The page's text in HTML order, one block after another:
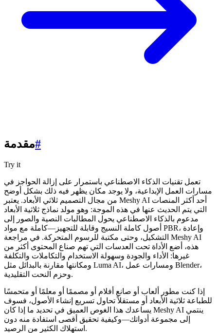
مقدمة#
Try it
تعمل تقنيات الذكاء الاصطناعي باستمرار على إزالة الحواجز في
مسارات العمل الإبداعية، ولا يوجد مكان يظهر فيه ذلك بشكل أوضح
من مجال التصميم ثلاثي الأبعاد. يعتبر Meshy AI أحد أكثر المنصات
التي يتم الحديث عنها في هذه الموجة: وهو مولد نماذج ثلاثية الأبعاد
مدعوم بالذكاء الاصطناعي يحول المطالبات النصية والصور إلى
أصول كاملة النسيج وقابلة للتجهيز—كاملة مع مواد PBR، وإعادة
التشكيل، وحتى مكتبة للرسوم المتحركة. في مراجعة Meshy AI
هذه، أضع الأداة تحت العدسات التي تهم صناع المحتوى أكثر من
غيرها: الأداء والجودة وسهولة الاستخدام والتكاملات والتكلفة
ومكانتها مقارنة بالبدائل مثل Luma AI، ومسارات عمل Blender،
وحزم النحت التقليدية.
إذا كنت مطور ألعاب أو صانع أفلام أو مصممًا أو معلمًا أو متحمسًا
للطباعة ثلاثية الأبعاد أو مستقلاً تحاول تسريع إنشاء الأصول، فسوف
يساعدك هذا الغوص العميق في تحديد ما إذا كان Meshy AI ينتمي
إلى مجموعة أدواتك—وكيفية تحقيق أقصى استفادة منه دون
استهلاك الكثير من الرصيد.